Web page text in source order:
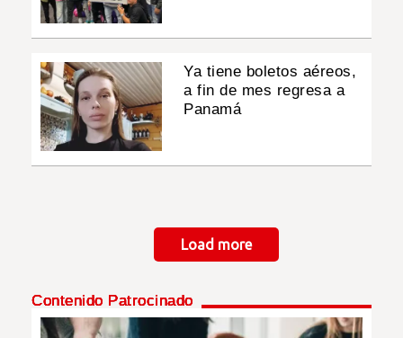
Ya tiene boletos aéreos,
a fin de mes regresa a
Panamá
Load more
Contenido Patrocinado